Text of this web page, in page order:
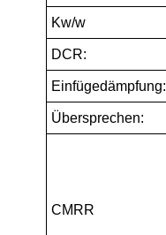
Kw/w
DCR:
Einfügedämpfung:
Übersprechen:
CMRR